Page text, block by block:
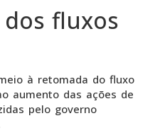
dos fluxos
à retomada do fluxo
aumento das ações de
pelo governo